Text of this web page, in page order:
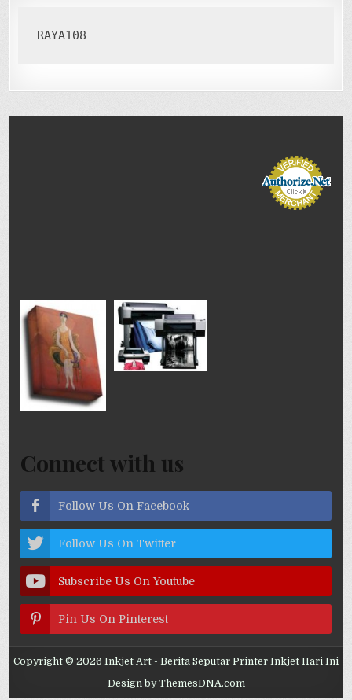
RAYA108
Connect with us
Follow Us On Facebook
Follow Us On Twitter
Subscribe Us On Youtube
Pin Us On Pinterest
Copyright © 2026 Inkjet Art - Berita Seputar Printer Inkjet Hari Ini
Design by ThemesDNA.com